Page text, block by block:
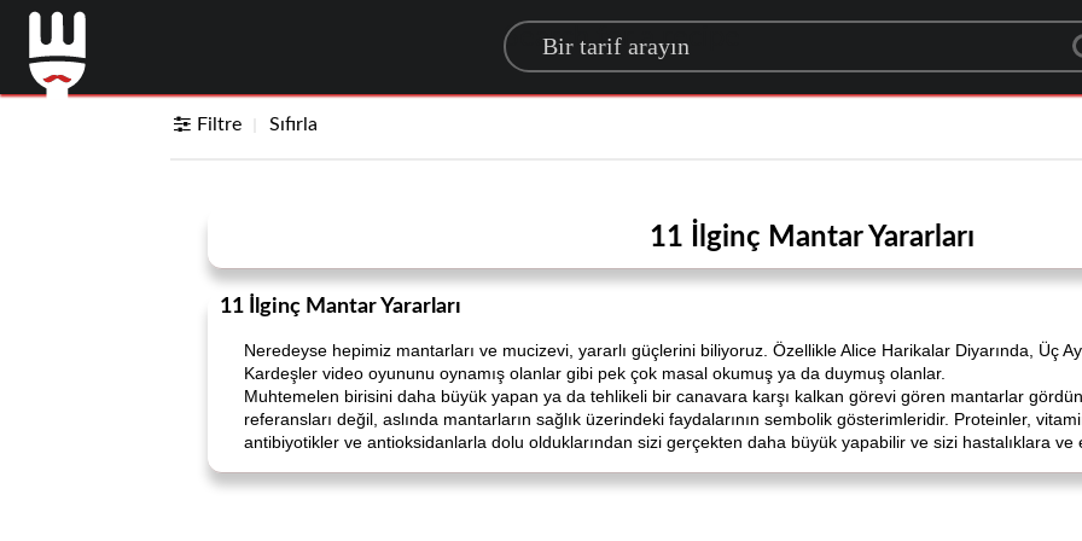
Search for a recipe
Filtre Sıfırla
11 İlginç Mantar Yararları
11 İlginç Mantar Yararları
Neredeyse hepimiz mantarları ve mucizevi, yararlı güçlerini biliyoruz. Özellikle Alice Harikalar Diyarında, Üç
Kardeşler video oyununu oynamış olanlar gibi pek çok masal okumuş ya da duymuş olanlar.
Muhtemelen birisini daha büyük yapan ya da tehlikeli bir canavara karşı kalkan görevi gören mantarlar
referansları değil, aslında mantarların sağlık üzerindeki faydalarının sembolik gösterimleridir. Proteinler,
antibiyotikler ve antioksidanlarla dolu olduklarından sizi gerçekten daha büyük yapabilir ve sizi hastalıklara ve